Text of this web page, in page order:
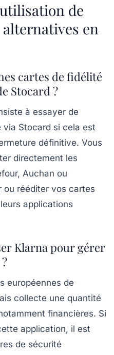
de
alternatives en
cartes de fidélité
Stocard ?
à essayer de
via Stocard si cela est
définitive. Vous
directement les
Auchan ou
ou rééditer vos cartes
applications
Klarna pour gérer
européennes de
collecte une quantité
financières. Si
application, il est
de sécurité